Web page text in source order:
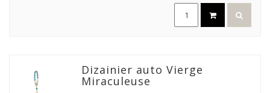
Dizainier auto Vierge
Miraculeuse